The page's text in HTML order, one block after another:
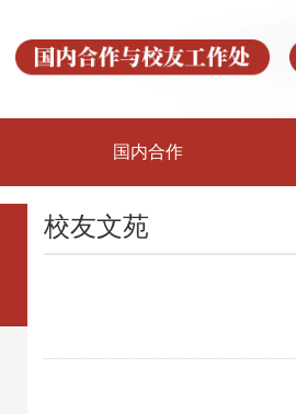
国内合作
校友文苑